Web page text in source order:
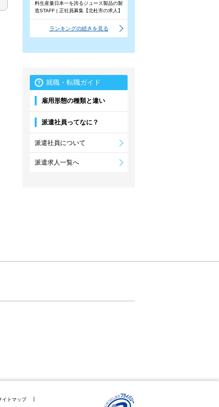
料生産量日本一を誇るジュース製品の製
造STAFF | 正社員募集【北杜市の求人】
ランキングの続きを見る
就職・転職ガイド
雇用形態の種類と違い
派遣社員ってなに？
派遣社員について
派遣求人一覧へ
イトマップ